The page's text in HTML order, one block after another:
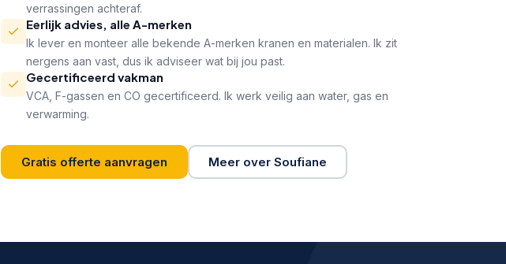
verrassingen achteraf.
Eerlijk advies, alle A-merken
Ik lever en monteer alle bekende A-merken kranen en materialen. Ik zit
nergens aan vast, dus ik adviseer wat bij jou past.
Gecertificeerd vakman
VCA, F-gassen en CO gecertificeerd. Ik werk veilig aan water, gas en
verwarming.
Gratis offerte aanvragen Meer over Soufiane